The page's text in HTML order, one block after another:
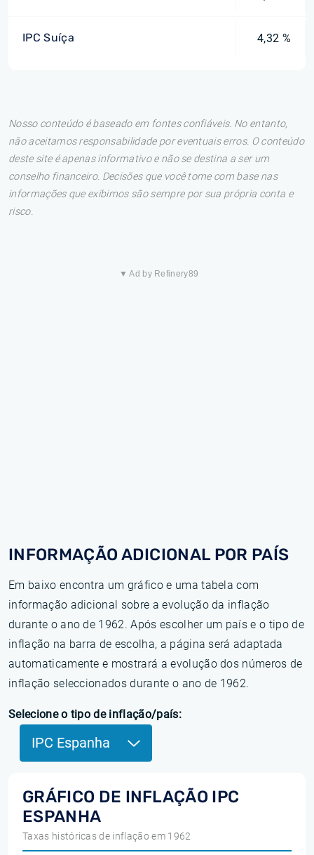
IPC Suíça 4,32 %
Nosso conteúdo é baseado em fontes confiáveis. No entanto,
não aceitamos responsabilidade por eventuais erros. O conteúdo
deste site é apenas informativo e não se destina a ser um
conselho financeiro. Decisões que você tome com base nas
informações que exibimos são sempre por sua própria conta e
risco.
▼ Ad by Refinery89
INFORMAÇÃO ADICIONAL POR PAÍS
Em baixo encontra um gráfico e uma tabela com
informação adicional sobre a evolução da inflação
durante o ano de 1962. Após escolher um país e o tipo de
inflação na barra de escolha, a página será adaptada
automaticamente e mostrará a evolução dos números de
inflação seleccionados durante o ano de 1962.
Selecione o tipo de inflação/país:
IPC Espanha
GRÁFICO DE INFLAÇÃO IPC
ESPANHA
Taxas históricas de inflação em 1962